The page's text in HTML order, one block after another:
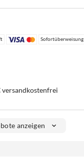
Sofortüberweisung
versandkostenfrei
anzeigen